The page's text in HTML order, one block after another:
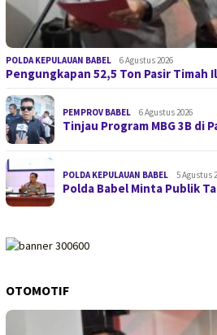
POLDA KEPULAUAN BABEL 6 Agustus 2026
Pengungkapan 52,5 Ton Pasir Timah
PEMPROV BABEL 6 Agustus 2026
Tinjau Program MBG 3B di
POLDA KEPULAUAN BABEL 5 Agustus
Polda Babel Minta Publik
OTOMOTIF